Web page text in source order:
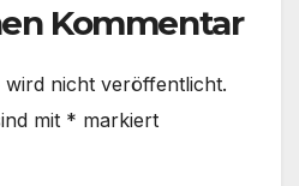
Kommentar
wird nicht veröffentlicht.
mit * markiert